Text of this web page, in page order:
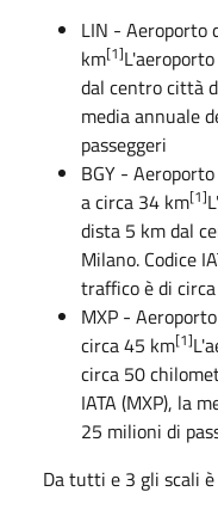
LIN - Aeroporto
km[1]
dal centro città
media annuale
passeggeri
BGY -
a circa 34 km[1]
dista 5 km dal
Milano. Codice
traffico è di
MXP -
circa 45 km[1]
circa 50
IATA (MXP), la
25 milioni di
Da tutti e 3 gli scali è